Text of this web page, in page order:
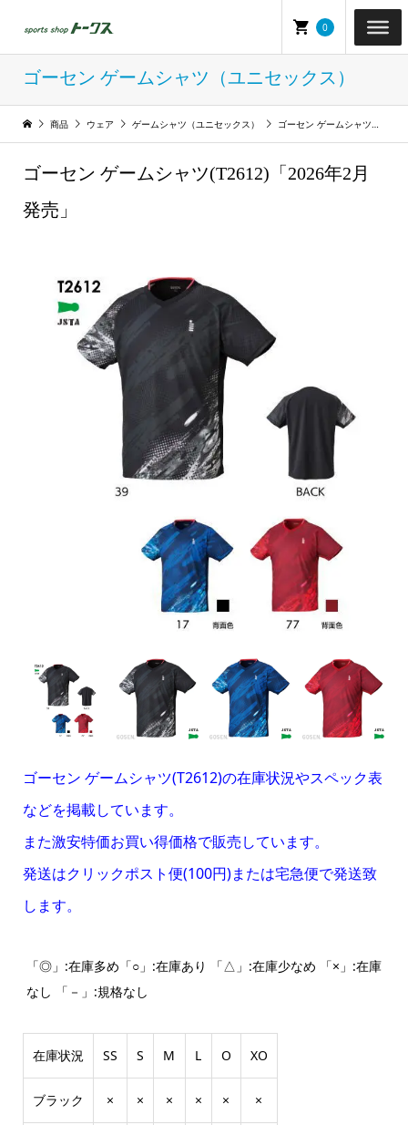
0
ゴーセン ゲームシャツ（ユニセックス）
商品 ウェア ゲームシャツ（ユニセックス） ゴーセン ゲームシャツ（ユニセックス）
ゴーセン ゲームシャツ(T2612)「2026年2月
発売」
ゴーセン ゲームシャツ(T2612)の在庫状況やスペック表
などを掲載しています。
また激安特価お買い得価格で販売しています。
発送はクリックポスト便(100円)または宅急便で発送致
します。
「◎」:在庫多め「○」:在庫あり 「△」:在庫少なめ 「×」:在庫
なし 「－」:規格なし
在庫状況 SS S M L O XO
ブラック × × × × × ×